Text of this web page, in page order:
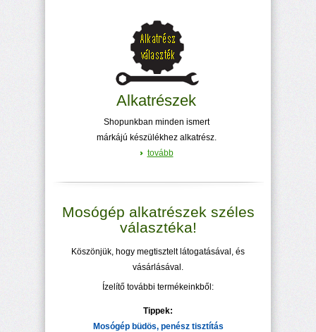
Alkatrészek
Shopunkban minden ismert
márkájú készülékhez alkatrész.
tovább
Mosógép alkatrészek széles
választéka!
Köszönjük, hogy megtisztelt látogatásával, és
vásárlásával.
Ízelítő további termékeinkből:
Tippek:
Mosógép büdös, penész tisztítás